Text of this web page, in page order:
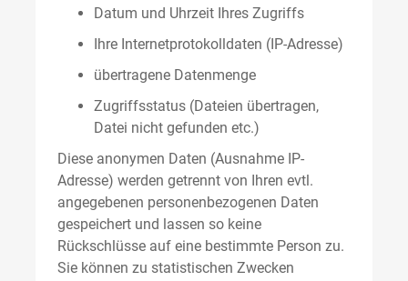
Datum und Uhrzeit Ihres Zugriffs
Ihre Internetprotokolldaten (IP-Adresse)
übertragene Datenmenge
Zugriffsstatus (Dateien übertragen,
Datei nicht gefunden etc.)
Diese anonymen Daten (Ausnahme IP-
Adresse) werden getrennt von Ihren evtl.
angegebenen personenbezogenen Daten
gespeichert und lassen so keine
Rückschlüsse auf eine bestimmte Person zu.
Sie können zu statistischen Zwecken